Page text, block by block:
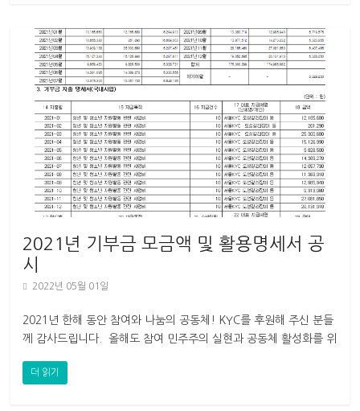
2021년 기부금 모금액 및 활용명세서 공
시
2022년 05월 01일
2021년 한해 동안 참여와 나눔의 공동체! KYC를 후원해 주신 분들
께 감사드립니다. 올해도 참여 민주주의 실현과 공동체 활성화를 위
더 읽기